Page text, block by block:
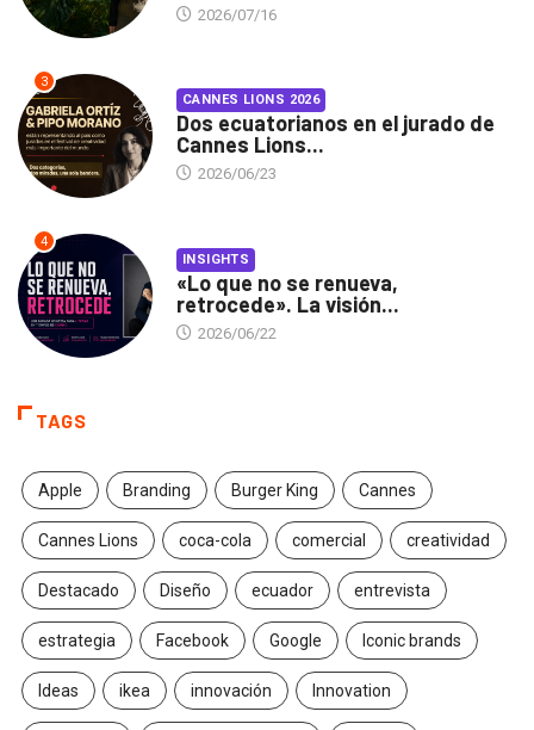
2026/07/16
3
CANNES LIONS 2026
Dos ecuatorianos en el jurado de
Cannes Lions...
2026/06/23
4
INSIGHTS
«Lo que no se renueva,
retrocede». La visión...
2026/06/22
TAGS
Apple Branding Burger King Cannes
Cannes Lions coca-cola comercial creatividad
Destacado Diseño ecuador entrevista
estrategia Facebook Google Iconic brands
Ideas ikea innovación Innovation